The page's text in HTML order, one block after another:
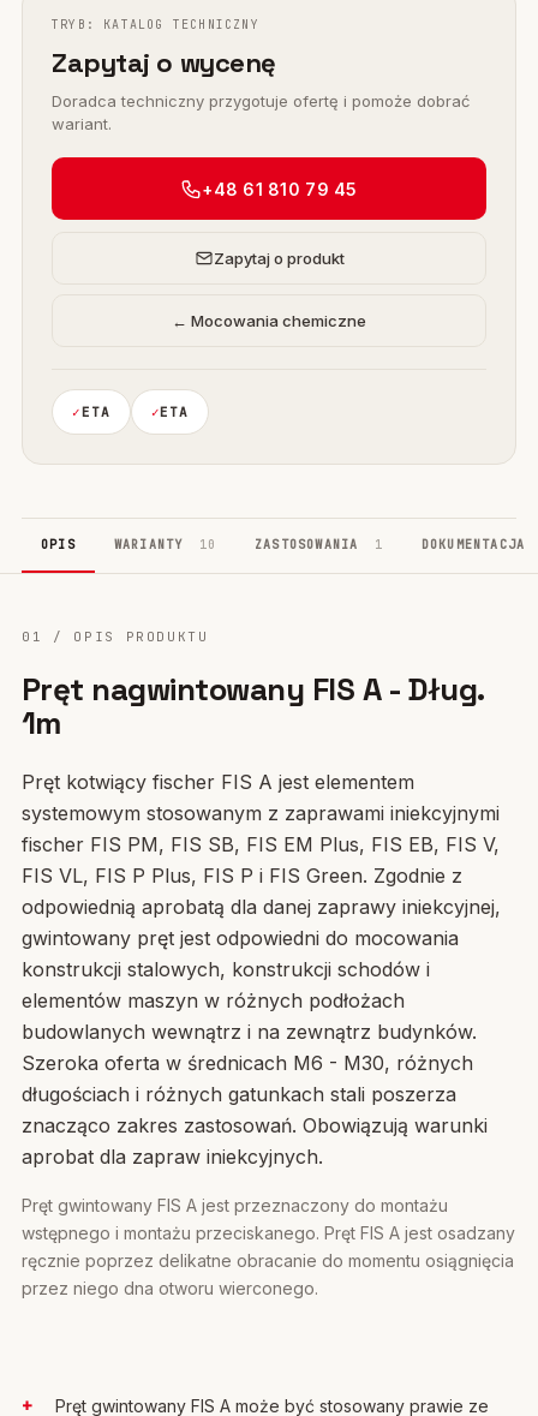
TRYB: KATALOG TECHNICZNY
Zapytaj o wycenę
Doradca techniczny przygotuje ofertę i pomoże dobrać
wariant.
+48 61 810 79 45
Zapytaj o produkt
← Mocowania chemiczne
ETA ETA
OPIS WARIANTY 10 ZASTOSOWANIA 1 DOKUMENTACJA
01 / OPIS PRODUKTU
Pręt nagwintowany FIS A - Dług.
1m
Pręt kotwiący fischer FIS A jest elementem
systemowym stosowanym z zaprawami iniekcyjnymi
fischer FIS PM, FIS SB, FIS EM Plus, FIS EB, FIS V,
FIS VL, FIS P Plus, FIS P i FIS Green. Zgodnie z
odpowiednią aprobatą dla danej zaprawy iniekcyjnej,
gwintowany pręt jest odpowiedni do mocowania
konstrukcji stalowych, konstrukcji schodów i
elementów maszyn w różnych podłożach
budowlanych wewnątrz i na zewnątrz budynków.
Szeroka oferta w średnicach M6 - M30, różnych
długościach i różnych gatunkach stali poszerza
znacząco zakres zastosowań. Obowiązują warunki
aprobat dla zapraw iniekcyjnych.
Pręt gwintowany FIS A jest przeznaczony do montażu
wstępnego i montażu przeciskanego. Pręt FIS A jest osadzany
ręcznie poprzez delikatne obracanie do momentu osiągnięcia
przez niego dna otworu wierconego.
Pręt gwintowany FIS A może być stosowany prawie ze